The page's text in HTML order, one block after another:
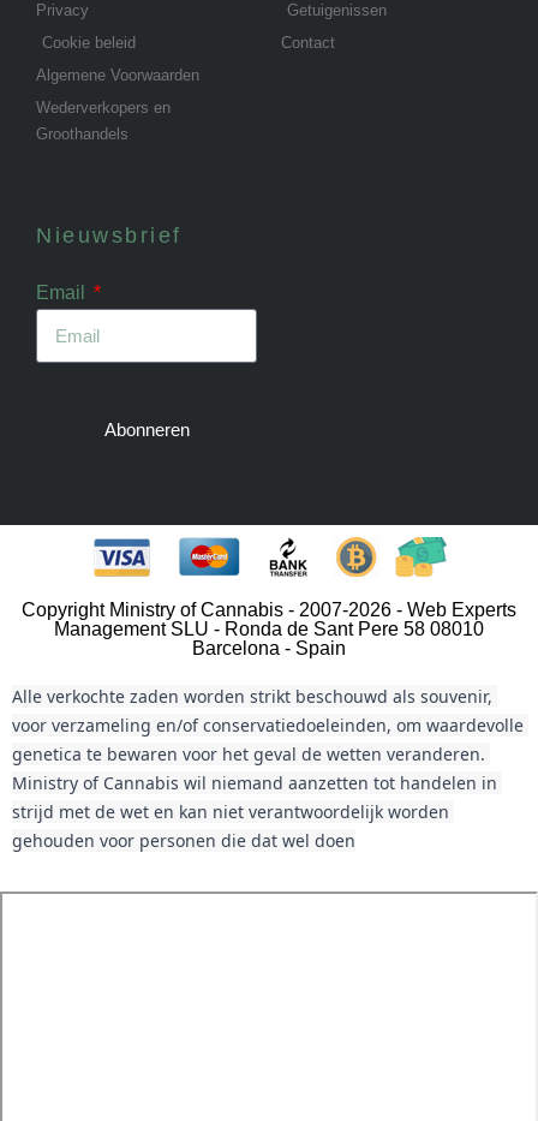
Privacy
Cookie beleid
Algemene Voorwaarden
Wederverkopers en
Groothandels
Getuigenissen
Contact
Nieuwsbrief
Email
Abonneren
Copyright Ministry of Cannabis - 2007-2026 - Web Experts
Management SLU - Ronda de Sant Pere 58 08010
Barcelona - Spain
Alle verkochte zaden worden strikt beschouwd als souvenir,
voor verzameling en/of conservatiedoeleinden, om waardevolle
genetica te bewaren voor het geval de wetten veranderen.
Ministry of Cannabis wil niemand aanzetten tot handelen in
strijd met de wet en kan niet verantwoordelijk worden
gehouden voor personen die dat wel doen